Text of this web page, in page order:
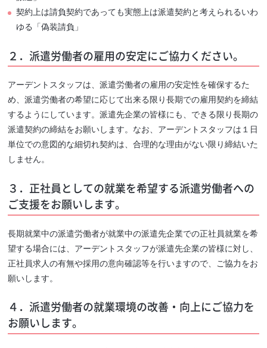
契約上は請負契約であっても実態上は派遣契約と考えられるいわ
ゆる「偽装請負」
２．派遣労働者の雇用の安定にご協力ください。
アーデントスタッフは、派遣労働者の雇用の安定性を確保するた
め、派遣労働者の希望に応じて出来る限り長期での雇用契約を締結
するようにしています。派遣先企業の皆様にも、できる限り長期の
派遣契約の締結をお願いします。なお、アーデントスタッフは１日
単位での意図的な細切れ契約は、合理的な理由がない限り締結いた
しません。
３．正社員としての就業を希望する派遣労働者への
ご支援をお願いします。
長期就業中の派遣労働者が就業中の派遣先企業での正社員就業を希
望する場合には、アーデントスタッフが派遣先企業の皆様に対し、
正社員求人の有無や採用の意向確認等を行いますので、ご協力をお
願いします。
４．派遣労働者の就業環境の改善・向上にご協力を
お願いします。